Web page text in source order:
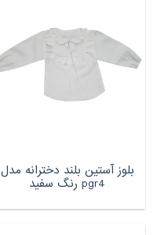
بلوز آستین بلند دخترانه مدل
pgr4 رنگ سفید